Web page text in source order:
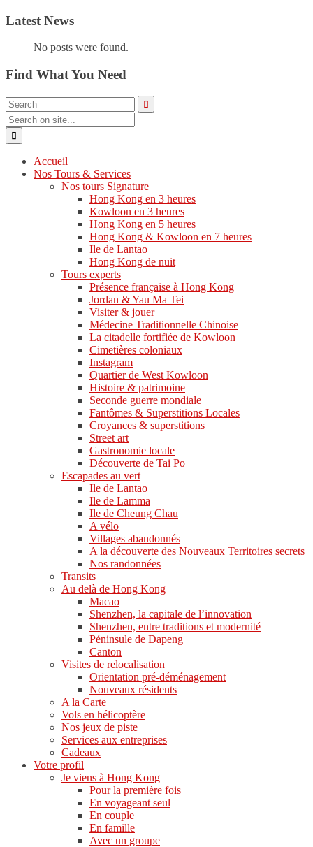
Latest News
No posts were found.
Find What You Need
Accueil
Nos Tours & Services
Nos tours Signature
Hong Kong en 3 heures
Kowloon en 3 heures
Hong Kong en 5 heures
Hong Kong & Kowloon en 7 heures
Ile de Lantao
Hong Kong de nuit
Tours experts
Présence française à Hong Kong
Jordan & Yau Ma Tei
Visiter & jouer
Médecine Traditionnelle Chinoise
La citadelle fortifiée de Kowloon
Cimetières coloniaux
Instagram
Quartier de West Kowloon
Histoire & patrimoine
Seconde guerre mondiale
Fantômes & Superstitions Locales
Croyances & superstitions
Street art
Gastronomie locale
Découverte de Tai Po
Escapades au vert
Ile de Lantao
Ile de Lamma
Ile de Cheung Chau
A vélo
Villages abandonnés
A la découverte des Nouveaux Territoires secrets
Nos randonnées
Transits
Au delà de Hong Kong
Macao
Shenzhen, la capitale de l’innovation
Shenzhen, entre traditions et modernité
Péninsule de Dapeng
Canton
Visites de relocalisation
Orientation pré-déménagement
Nouveaux résidents
A la Carte
Vols en hélicoptère
Nos jeux de piste
Services aux entreprises
Cadeaux
Votre profil
Je viens à Hong Kong
Pour la première fois
En voyageant seul
En couple
En famille
Avec un groupe